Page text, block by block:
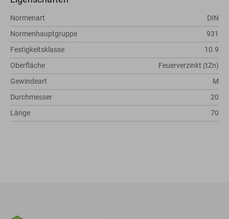
Normenart
DIN
Normenhauptgruppe
931
Festigkeitsklasse
10.9
Oberfläche
Feuerverzinkt (tZn)
Gewindeart
M
Durchmesser
20
Länge
70